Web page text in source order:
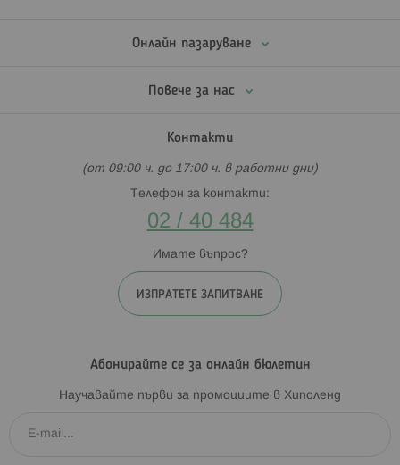
Онлайн пазаруване
Повече за нас
Контакти
(от 09:00 ч. до 17:00 ч. в работни дни)
Телефон за контакти:
02 / 40 484
Имате въпрос?
ИЗПРАТЕТЕ ЗАПИТВАНЕ
Абонирайте се за онлайн бюлетин
Научавайте първи за промоциите в Хиполенд